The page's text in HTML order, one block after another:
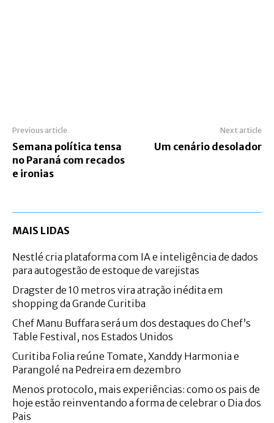
Previous article
Semana política tensa
no Paraná com recados
e ironias
Next article
Um cenário desolador
MAIS LIDAS
Nestlé cria plataforma com IA e inteligência de dados
para autogestão de estoque de varejistas
Dragster de 10 metros vira atração inédita em
shopping da Grande Curitiba
Chef Manu Buffara será um dos destaques do Chef’s
Table Festival, nos Estados Unidos
Curitiba Folia reúne Tomate, Xanddy Harmonia e
Parangolé na Pedreira em dezembro
Menos protocolo, mais experiências: como os pais de
hoje estão reinventando a forma de celebrar o Dia dos
Pais